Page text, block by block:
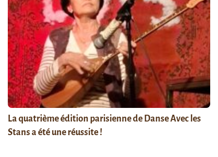
La quatrième édition parisienne de Danse Avec les
Stans a été une réussite !